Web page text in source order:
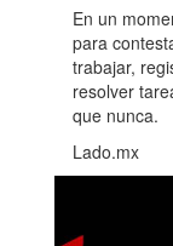
En un
para
trabajar,
resolver
que nunca.
Lado.mx